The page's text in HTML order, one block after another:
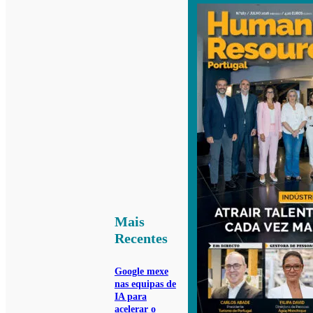
Mais
Recentes
Google mexe
nas equipas de
IA para
acelerar o